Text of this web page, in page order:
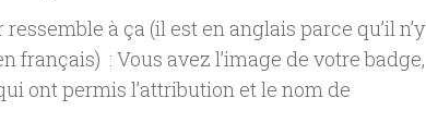
à ça (il est en anglais parce qu’il n’y
français) : Vous avez l’image de votre badge,
ont permis l’attribution et le nom de